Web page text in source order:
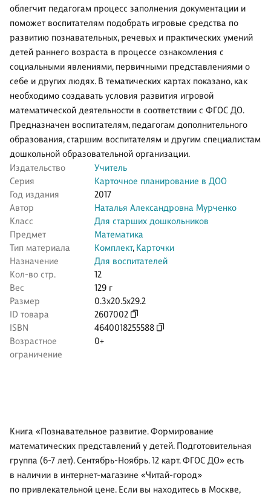
облегчит педагогам процесс заполнения документации и
поможет воспитателям подобрать игровые средства по
развитию познавательных, речевых и практических умений
детей раннего возраста в процессе ознакомления с
социальными явлениями, первичными представлениями о
себе и других людях. В тематических картах показано, как
необходимо создавать условия развития игровой
математической деятельности в соответствии с ФГОС ДО.
Предназначен воспитателям, педагогам дополнительного
образования, старшим воспитателям и другим специалистам
дошкольной образовательной организации.
Издательство
Учитель
Серия
Карточное планирование в ДОО
Год издания
2017
Автор
Наталья Александровна Мурченко
Класс
Для старших дошкольников
Предмет
Математика
Тип материала
Комплект, Карточки
Назначение
Для воспитателей
Кол-во стр.
12
Вес
129 г
Размер
0.3x20.5x29.2
ID товара
2607002
ISBN
4640018255588
Возрастное
ограничение
0+
Книга «Познавательное развитие. Формирование
математических представлений у детей. Подготовительная
группа (6-7 лет). Сентябрь-Ноябрь. 12 карт. ФГОС ДО» есть
в наличии в интернет-магазине «Читай-город»
по привлекательной цене. Если вы находитесь в Москве,